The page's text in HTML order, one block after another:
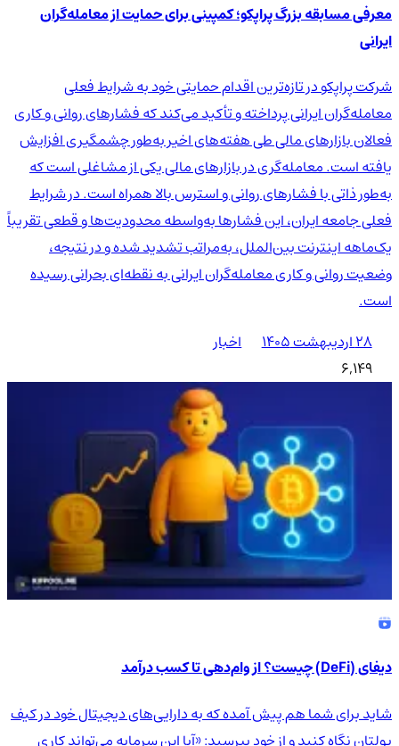
معرفی مسابقه بزرگ پراپکو؛ کمپینی برای حمایت از معامله‌گران
ایرانی
شرکت پراپکو در تازه‌ترین اقدام حمایتی خود به شرایط فعلی
معامله‌گران ایرانی پرداخته و تأکید می‌کند که فشارهای روانی و کاری
فعالان بازارهای مالی طی هفته‌های اخیر به‌طور چشمگیری افزایش
یافته است. معامله‌گری در بازارهای مالی یکی از مشاغلی است که
به‌طور ذاتی با فشارهای روانی و استرس بالا همراه است. در شرایط
فعلی جامعه ایران، این فشارها به‌واسطه محدودیت‌ها و قطعی تقریباً
یک‌ماهه اینترنت بین‌الملل، به‌مراتب تشدید شده و در نتیجه،
وضعیت روانی و کاری معامله‌گران ایرانی به نقطه‌ای بحرانی رسیده
است.
۲۸ اردیبهشت ۱۴۰۵
اخبار
6,149
دیفای (DeFi) چیست؟ از وام‌دهی تا کسب درآمد
شاید برای شما هم پیش آمده که به دارایی‌های دیجیتال خود در کیف
پولتان نگاه کنید و از خود بپرسید: «آیا این سرمایه می‌تواند کاری